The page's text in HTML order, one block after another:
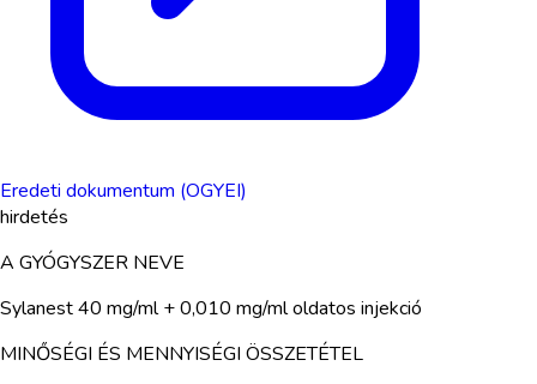
Eredeti dokumentum (OGYEI)
hirdetés
A GYÓGYSZER NEVE
Sylanest 40 mg/ml + 0,010 mg/ml oldatos injekció
MINŐSÉGI ÉS MENNYISÉGI ÖSSZETÉTEL